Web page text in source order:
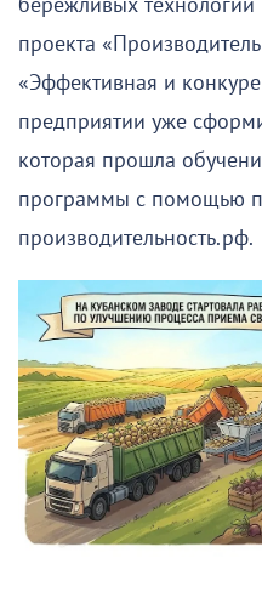
проекта
«Эффективная и
предприятии уже
которая прошла
программы с помощью
производительность.рф.